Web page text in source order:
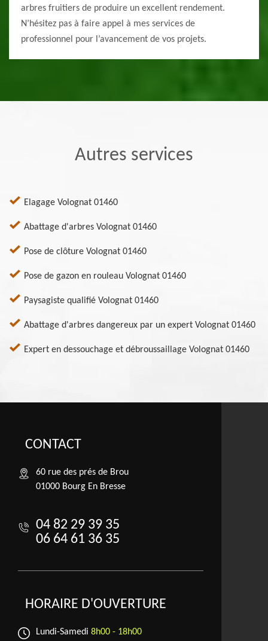
arbres fruitiers de produire un excellent rendement.
N’hésitez pas à faire appel à mes services de
professionnel pour l’avancement de vos projets.
Autres services
Elagage Volognat 01460
Abattage d'arbres Volognat 01460
Pose de clôture Volognat 01460
Pose de gazon en rouleau Volognat 01460
Paysagiste qualifié Volognat 01460
Abattage d'arbres dangereux par un expert Volognat 01460
Expert en dessouchage et débroussaillage Volognat 01460
CONTACT
60 rue des prés de Brou
01000 Bourg En Bresse
04 82 29 39 35
06 64 61 36 35
HORAIRE D'OUVERTURE
Lundi-Samedi 8h00 - 18h00